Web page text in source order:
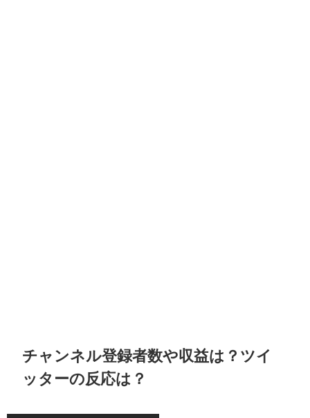
チャンネル登録者数や収益は？ツイ
ッターの反応は？